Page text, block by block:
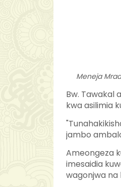
Meneja
Bw. Tawakal
kwa asilimia
jambo
Ameongeza
imesaidia
wagonjwa na